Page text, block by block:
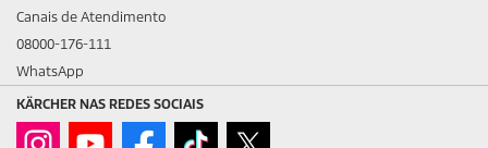
Canais de Atendimento
08000-176-111
WhatsApp
KÄRCHER NAS REDES SOCIAIS